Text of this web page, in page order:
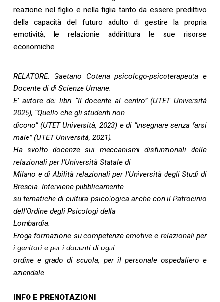
reazione nel figlio e nella figlia tanto da essere predittivo
della capacità del futuro adulto di gestire la propria
emotività, le relazionie addirittura le sue risorse
economiche.
RELATORE: Gaetano Cotena psicologo-psicoterapeuta e
Docente di di Scienze Umane.
E’ autore dei libri “Il docente al centro” (UTET Università
2025), “Quello che gli studenti non
dicono” (UTET Università, 2023) e di “Insegnare senza farsi
male” (UTET Università, 2021).
Ha svolto docenze sui meccanismi disfunzionali delle
relazionali per l’Università Statale di
Milano e di Abilità relazionali per l’Università degli Studi di
Brescia. Interviene pubblicamente
su tematiche di cultura psicologica anche con il Patrocinio
dell’Ordine degli Psicologi della
Lombardia.
Eroga formazione su competenze emotive e relazionali per
i genitori e per i docenti di ogni
ordine e grado di scuola, per il personale ospedaliero e
aziendale.
INFO E PRENOTAZIONI